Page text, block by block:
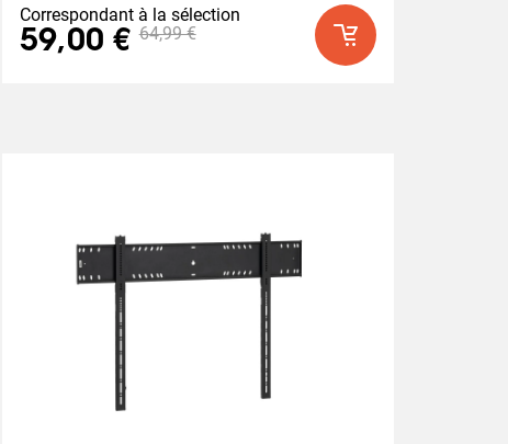
Correspondant à la sélection
59,00 € 64,99 €